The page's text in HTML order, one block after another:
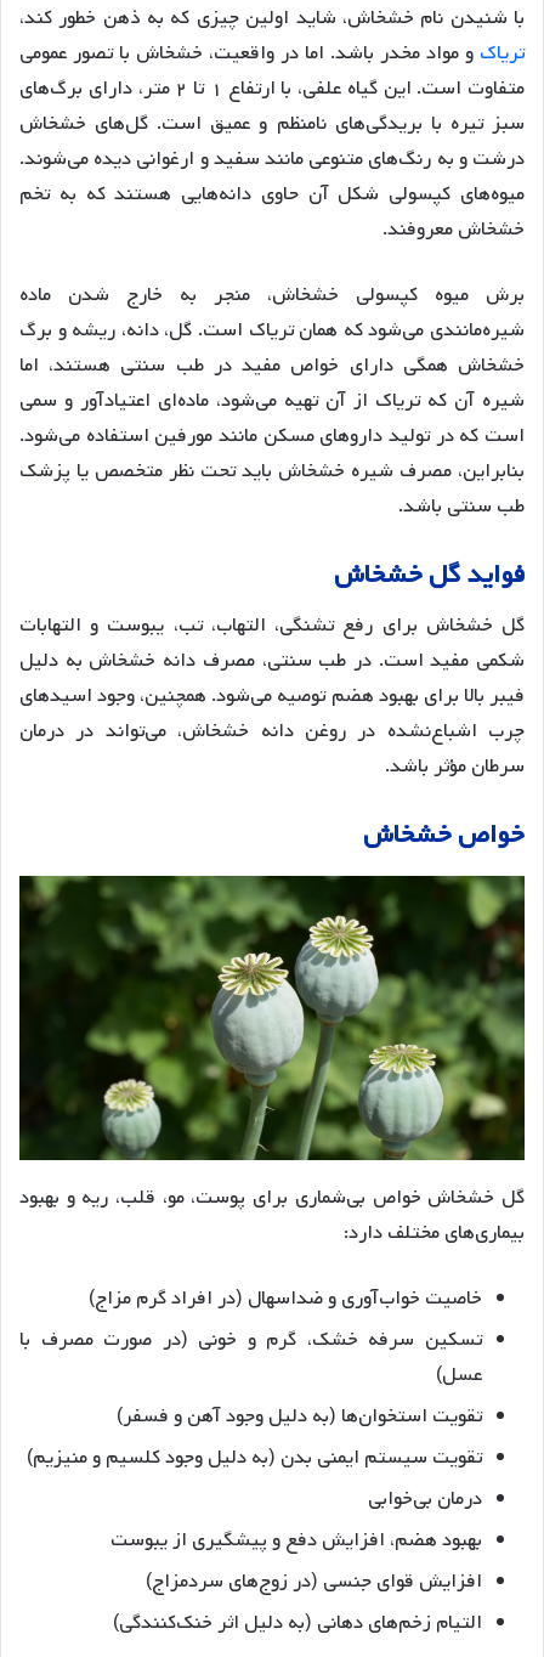
با شنیدن نام خشخاش، شاید اولین چیزی که به ذهن خطور کند،
تریاک و مواد مخدر باشد. اما در واقعیت، خشخاش با تصور عمومی
متفاوت است. این گیاه علفی، با ارتفاع ۱ تا ۲ متر، دارای برگ‌های
سبز تیره با بریدگی‌های نامنظم و عمیق است. گل‌های خشخاش
درشت و به رنگ‌های متنوعی مانند سفید و ارغوانی دیده می‌شوند.
میوه‌های کپسولی شکل آن حاوی دانه‌هایی هستند که به تخم
خشخاش معروفند.
برش میوه کپسولی خشخاش، منجر به خارج شدن ماده
شیره‌مانندی می‌شود که همان تریاک است. گل، دانه، ریشه و برگ
خشخاش همگی دارای خواص مفید در طب سنتی هستند، اما
شیره آن که تریاک از آن تهیه می‌شود، ماده‌ای اعتیادآور و سمی
است که در تولید داروهای مسکن مانند مورفین استفاده می‌شود.
بنابراین، مصرف شیره خشخاش باید تحت نظر متخصص یا پزشک
طب سنتی باشد.
فواید گل خشخاش
گل خشخاش برای رفع تشنگی، التهاب، تب، یبوست و التهابات
شکمی مفید است. در طب سنتی، مصرف دانه خشخاش به دلیل
فیبر بالا برای بهبود هضم توصیه می‌شود. همچنین، وجود اسیدهای
چرب اشباع‌نشده در روغن دانه خشخاش، می‌تواند در درمان
سرطان مؤثر باشد.
خواص خشخاش
گل خشخاش خواص بی‌شماری برای پوست، مو، قلب، ریه و بهبود
بیماری‌های مختلف دارد:
خاصیت خواب‌آوری و ضداسهال (در افراد گرم مزاج)
تسکین سرفه خشک، گرم و خونی (در صورت مصرف با
عسل)
تقویت استخوان‌ها (به دلیل وجود آهن و فسفر)
تقویت سیستم ایمنی بدن (به دلیل وجود کلسیم و منیزیم)
درمان بی‌خوابی
بهبود هضم، افزایش دفع و پیشگیری از یبوست
افزایش قوای جنسی (در زوج‌های سردمزاج)
التیام زخم‌های دهانی (به دلیل اثر خنک‌کنندگی)